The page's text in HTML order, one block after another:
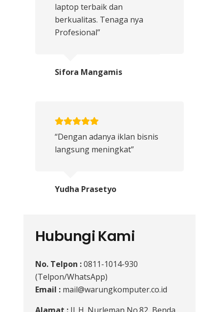
laptop terbaik dan
berkualitas. Tenaga nya
Profesional”
Sifora Mangamis
“Dengan adanya iklan bisnis
langsung meningkat”
Yudha Prasetyo
Hubungi Kami
No. Telpon :0811-1014-930
(Telpon/WhatsApp)
Email : mail@warungkomputer.co.id